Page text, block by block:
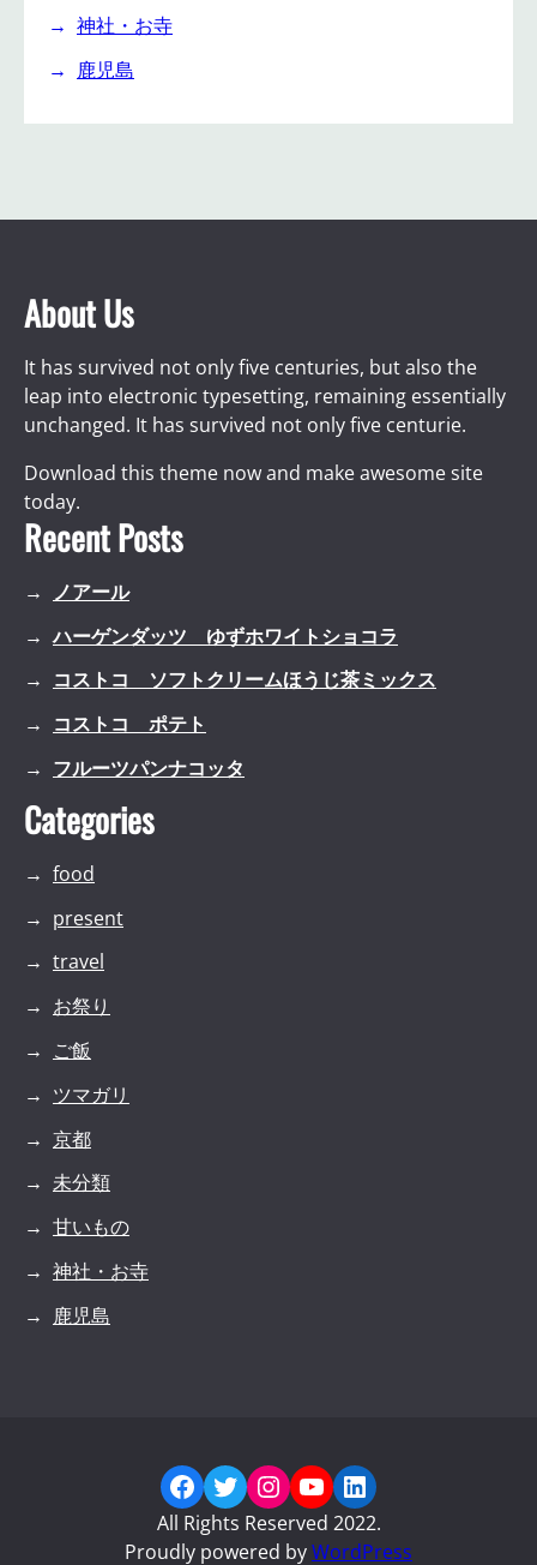
神社・お寺
鹿児島
About Us
It has survived not only five centuries, but also the
leap into electronic typesetting, remaining essentially
unchanged. It has survived not only five centurie.
Download this theme now and make awesome site
today.
Recent Posts
ノアール
ハーゲンダッツ ゆずホワイトショコラ
コストコ ソフトクリームほうじ茶ミックス
コストコ ポテト
フルーツパンナコッタ
Categories
food
present
travel
お祭り
ご飯
ツマガリ
京都
未分類
甘いもの
神社・お寺
鹿児島
Facebook
Twitter
Instagram
YouTube
LinkedIn
All Rights Reserved 2022.
Proudly powered byWordPress